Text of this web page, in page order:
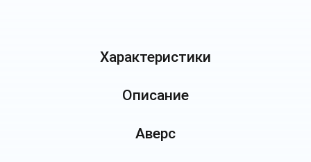
Характеристики
Описание
Аверс